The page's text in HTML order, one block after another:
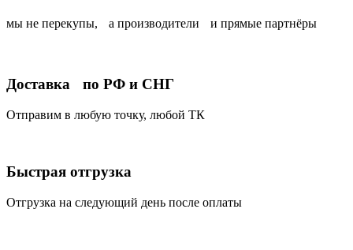
мы не перекупы, а производители и прямые партнёры
Доставка по РФ и СНГ
Отправим в любую точку, любой ТК
Быстрая отгрузка
Отгрузка на следующий день после оплаты